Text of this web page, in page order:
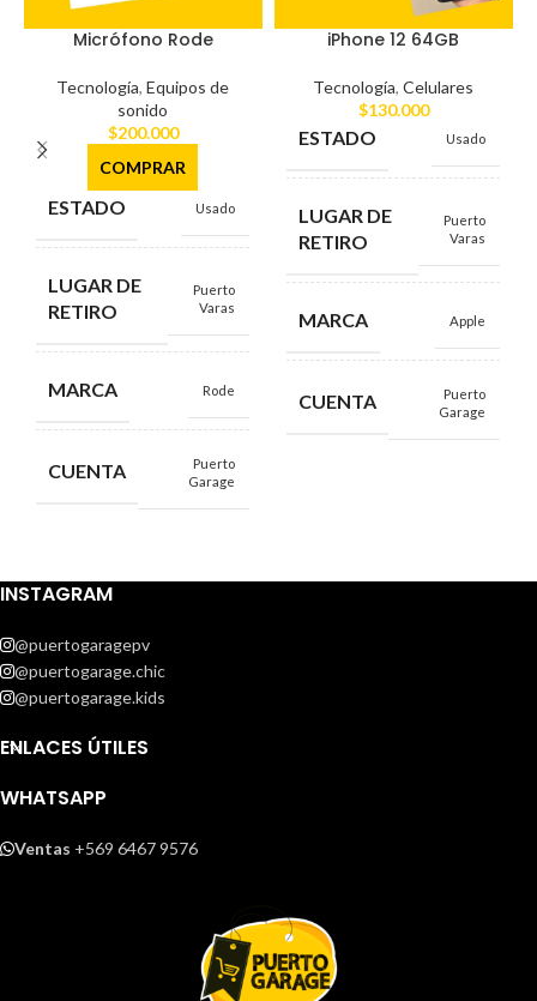
Micrófono Rode
Tecnología,Equipos de
sonido
$200.000
COMPRAR
ESTADO Usado
LUGAR DE
RETIRO
Puerto
Varas
MARCA Rode
CUENTA
Puerto
Garage
iPhone 12 64GB
Tecnología,Celulares
$130.000
ESTADO Usado
LUGAR DE
RETIRO
Puerto
Varas
MARCA Apple
CUENTA
Puerto
Garage
INSTAGRAM
@puertogaragepv
@puertogarage.chic
@puertogarage.kids
ENLACES ÚTILES
WHATSAPP
Ventas +569 6467 9576